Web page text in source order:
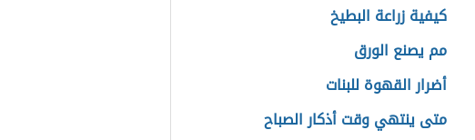
كيفية زراعة البطيخ
مم يصنع الورق
أضرار القهوة للبنات
متى ينتهي وقت أذكار الصباح